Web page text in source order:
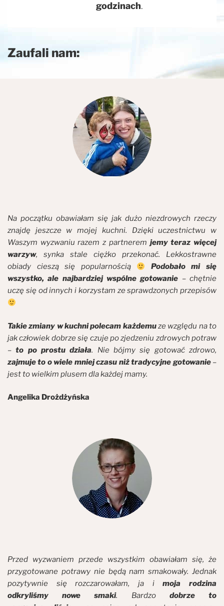
godzinach.
Zaufali nam:
Na początku obawiałam się jak dużo niezdrowych rzeczy
znajdę jeszcze w mojej kuchni. Dzięki uczestnictwu w
Waszym wyzwaniu razem z partnerem jemy teraz więcej
warzyw, synka stale ciężko przekonać. Lekkostrawne
obiady cieszą się popularnością
Podobało mi się
wszystko, ale najbardziej wspólne gotowanie – chętnie
uczę się od innych i korzystam ze sprawdzonych przepisów
Takie zmiany w kuchni polecam każdemuze względu na to
jak człowiek dobrze się czuje po zjedzeniu zdrowych potraw
– to po prostu działa. Nie bójmy się gotować zdrowo,
zajmuje to o wiele mniej czasu niż tradycyjne gotowanie–
jest to wielkim plusem dla każdej mamy.
Angelika Drożdżyńska
Przed wyzwaniem przede wszystkim obawiałam się, że
przygotowane potrawy nie będą nam smakowały. Jednak
pozytywnie się rozczarowałam, ja imoja rodzina
odkryliśmy nowe smaki. Bardzo dobrze to